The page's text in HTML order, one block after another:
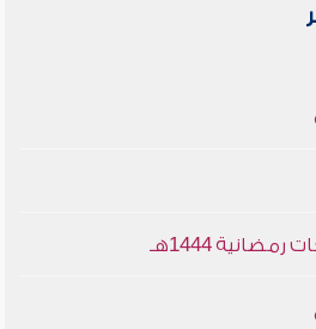
1444هـ